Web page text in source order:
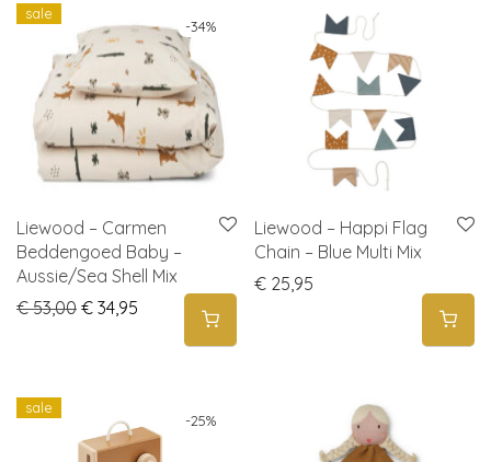
-34%
sale
Liewood – Carmen
Beddengoed Baby –
Aussie/Sea Shell Mix
€53,00 Original price was: € 53,00.
€ 34,95 Current price is: € 34,95.
Liewood – Happi Flag
Chain – Blue Multi Mix
€ 25,95
-25%
sale